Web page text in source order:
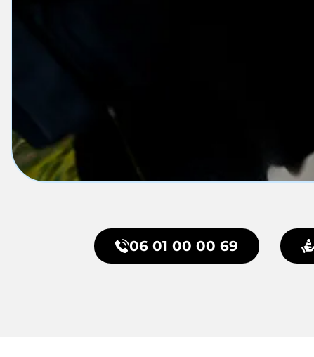
06 01 00 00 69